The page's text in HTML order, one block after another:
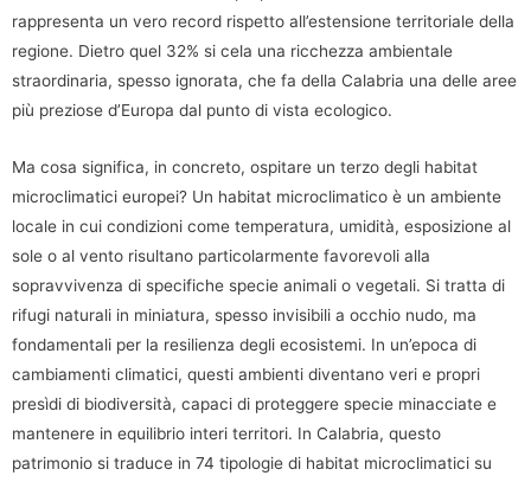
rappresenta un vero record rispetto all’estensione territoriale della
regione. Dietro quel 32% si cela una ricchezza ambientale
straordinaria, spesso ignorata, che fa della Calabria una delle aree
più preziose d’Europa dal punto di vista ecologico.
Ma cosa significa, in concreto, ospitare un terzo degli habitat
microclimatici europei? Un habitat microclimatico è un ambiente
locale in cui condizioni come temperatura, umidità, esposizione al
sole o al vento risultano particolarmente favorevoli alla
sopravvivenza di specifiche specie animali o vegetali. Si tratta di
rifugi naturali in miniatura, spesso invisibili a occhio nudo, ma
fondamentali per la resilienza degli ecosistemi. In un’epoca di
cambiamenti climatici, questi ambienti diventano veri e propri
presìdi di biodiversità, capaci di proteggere specie minacciate e
mantenere in equilibrio interi territori. In Calabria, questo
patrimonio si traduce in 74 tipologie di habitat microclimatici su